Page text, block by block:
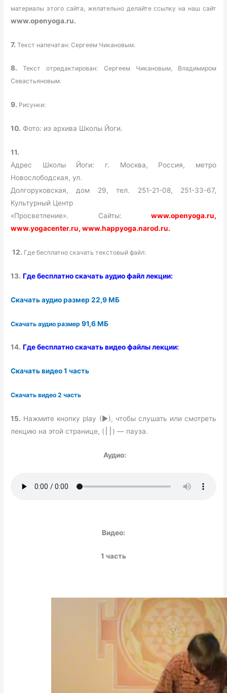
материалы этого сайта, желательно делайте ссылку на наш сайт
www.openyoga.ru.
7. Текст напечатан: Сергеем Чикановым.
8. Текст отредактирован: Сергеем Чикановым, Владимиром
Севастьяновым.
9. Рисунки:
10. Фото: из архива Школы Йоги.
11.
Адрес Школы Йоги: г. Москва, Россия, метро
Новослободская, ул.
Долгоруковская, дом 29, тел. 251-21-08, 251-33-67,
Культурный Центр
«Просветление». Сайты: www.openyoga.ru,
www.yogacenter.ru, www.happyoga.narod.ru.
12. Где бесплатно скачать текстовый файл:
13. Где бесплатно скачать аудио файл лекции:
Скачать аудиоразмер 22,9 МБ
Скачать аудиоразмер 91,6 МБ
14. Где бесплатно скачать видео файлы лекции:
Скачать видео1 часть
Скачать видео 2 часть
15. Нажмите кнопку play (►), чтобы слушать или смотреть
лекцию на этой странице, (
) — пауза.
Аудио:
Видео:
1 часть